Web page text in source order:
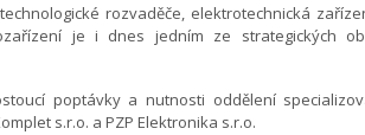
rozvaděče, elektrotechnická
je i dnes jedním ze strategických
poptávky a nutnosti oddělení
s.r.o. a PZP Elektronika s.r.o.